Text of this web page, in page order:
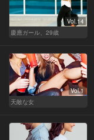
Vol.14
慶應ガール、29歳
Vol.1
天敵な女